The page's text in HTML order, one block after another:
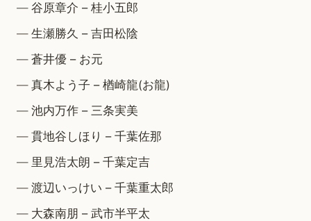
谷原章介 – 桂小五郎
生瀬勝久 – 吉田松陰
蒼井優 – お元
真木よう子 – 楢崎龍(お龍)
池内万作 – 三条実美
貫地谷しほり – 千葉佐那
里見浩太朗 – 千葉定吉
渡辺いっけい – 千葉重太郎
大森南朋 – 武市半平太